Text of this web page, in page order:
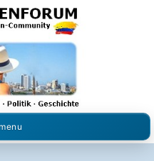
Visum in Kolumbien und Venezuela.